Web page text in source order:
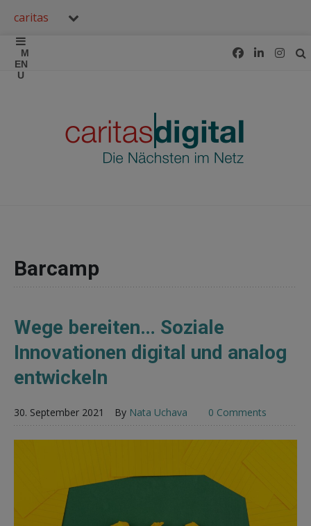
caritas
Barcamp
Wege bereiten… Soziale
Innovationen digital und analog
entwickeln
30. September 2021 By Nata Uchava 0 Comments